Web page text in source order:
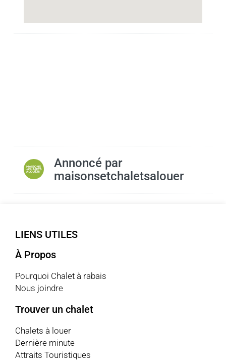
Annoncé par
maisonsetchaletsalouer
LIENS UTILES
À Propos
Pourquoi Chalet à rabais
Nous joindre
Trouver un chalet
Chalets à louer
Dernière minute
Attraits Touristiques